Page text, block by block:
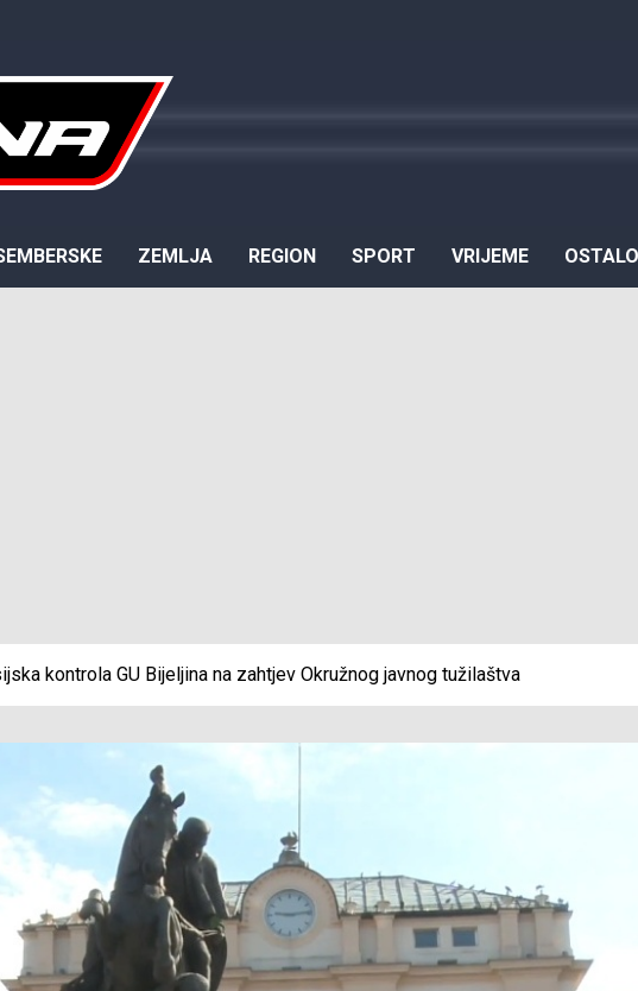
ZEMLJA REGION SPORT VRIJEME OSTALO
kontrola GU Bijeljina na zahtjev Okružnog javnog tužilaštva